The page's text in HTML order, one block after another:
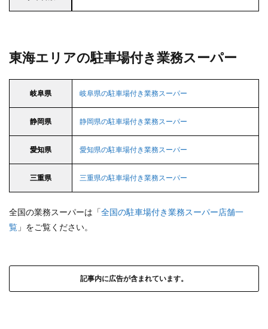
東海エリアの駐車場付き業務スーパー
岐阜県 岐阜県の駐車場付き業務スーパー
静岡県 静岡県の駐車場付き業務スーパー
愛知県 愛知県の駐車場付き業務スーパー
三重県 三重県の駐車場付き業務スーパー
全国の業務スーパーは「全国の駐車場付き業務スーパー店舗一
覧 」をご覧ください。
記事内に広告が含まれています。